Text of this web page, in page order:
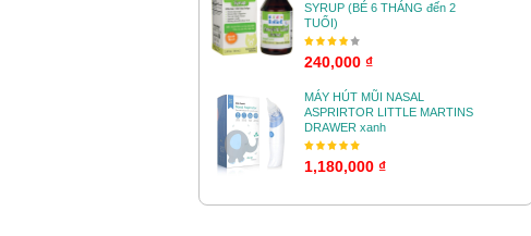
SYRUP (BÉ 6 THÁNG đến 2
TUỔI)
240,000 ₫
MÁY HÚT MŨI NASAL
ASPRIRTOR LITTLE MARTINS
DRAWER xanh
1,180,000 ₫